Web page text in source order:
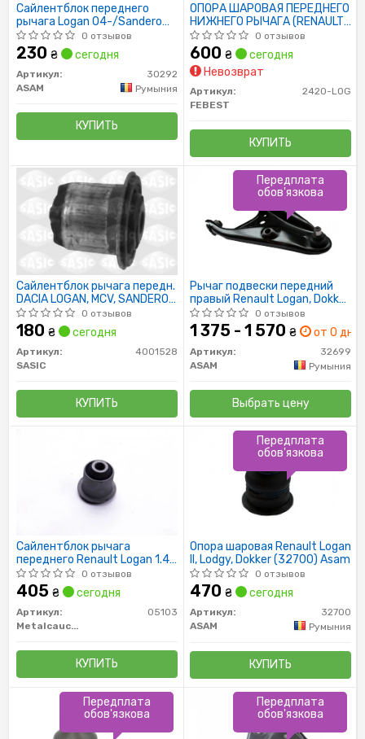
Сайлентблок переднего
рычага Logan 04-/Sandero
08-
0 отзывов
230 ₴ сегодня
Артикул:
30292
ASAM
Румыния
КУПИТЬ
ОПОРА ШАРОВАЯ ПЕРЕДНЕГО
НИЖНЕГО РЫЧАГА (RENAULT
LOGAN 2005-) FEBEST
0 отзывов
600 ₴
сегодня
Невозврат
Артикул:
2420-LOG
FEBEST
КУПИТЬ
Сайлентблок рычага передн.
DACIA LOGAN, MCV, SANDERO:
LADA LARGUS 04-
0 отзывов
180 ₴ сегодня
Артикул:
4001528
SASIC
КУПИТЬ
Рычаг подвески передний
правый Renault Logan, Dokker,
Sandero (12-) (32699) Asam
0 отзывов
1 375 - 1 570 ₴ от 0 дн.
Артикул:
32699
ASAM
Румыния
Выбрать цену
Передплата
обов'язкова
Сайлентблок рычага
переднего Renault Logan 1.4,
1.6 (04-) (05103) Metalcaucho
0 отзывов
405 ₴ сегодня
Артикул:
05103
Metalcaucho
КУПИТЬ
Опора шаровая Renault Logan
II, Lodgy, Dokker (32700) Asam
0 отзывов
470 ₴ сегодня
Артикул:
32700
ASAM
Румыния
КУПИТЬ
Передплата
обов'язкова
Передплата
обов'язкова
Передплата
обов'язкова